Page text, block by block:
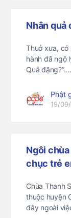
Nhân quả
Thuở xưa, có
hành đã ngộ
Quả đặng?”.…
Phật
19/
Ngôi
chục trẻ
Chùa Thanh
thuộc huyện
đây ngoài